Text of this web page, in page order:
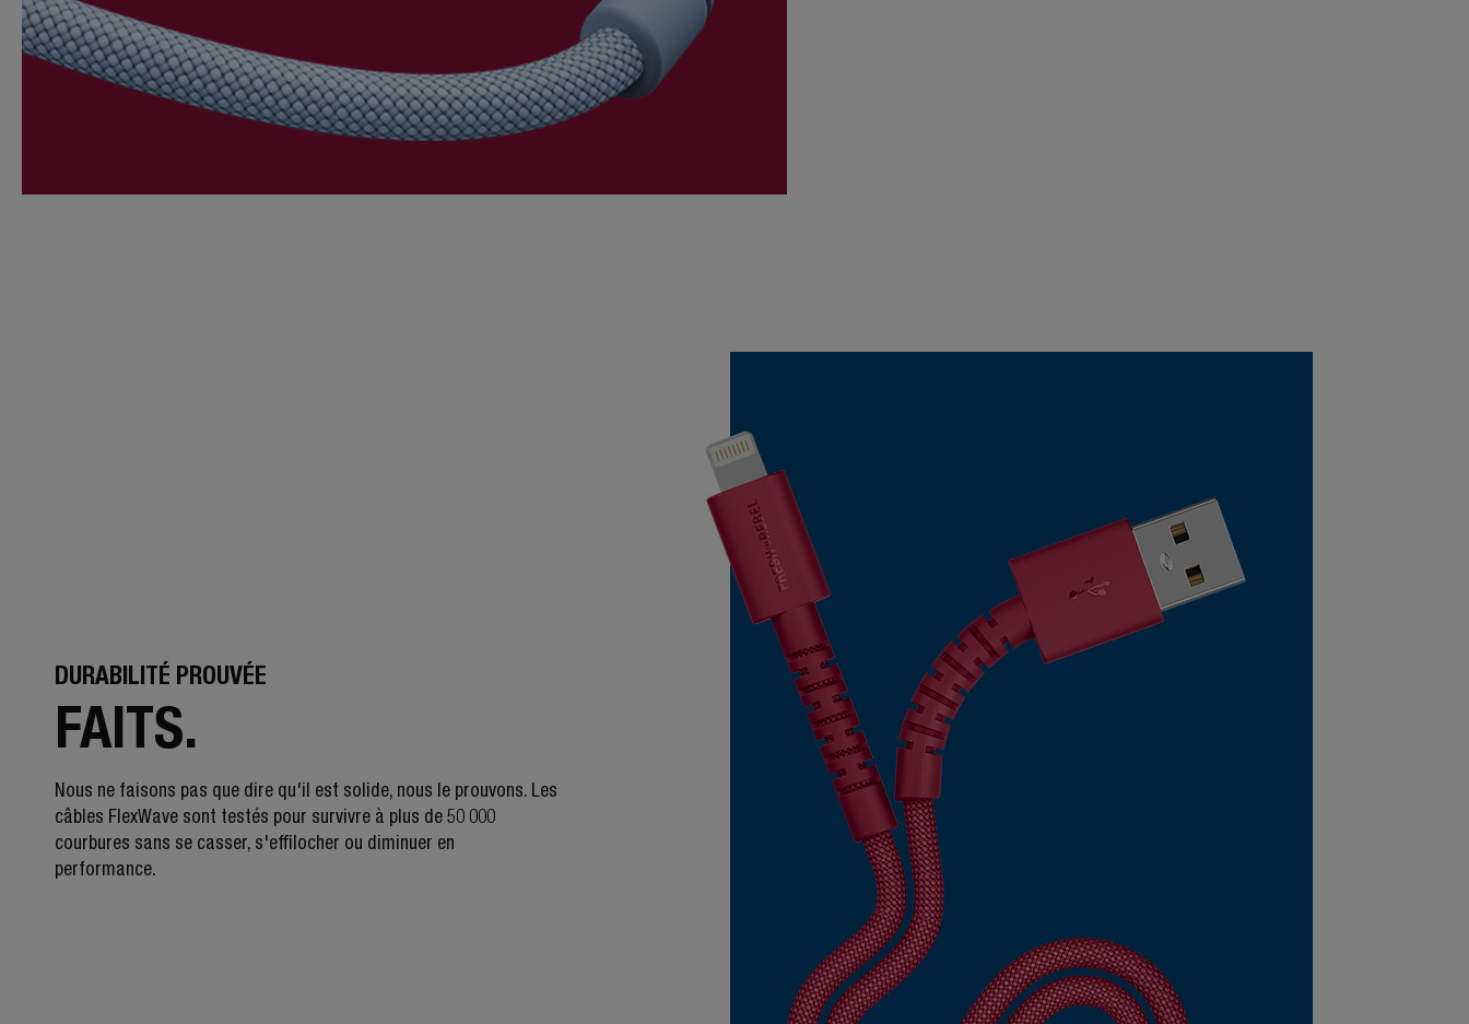
DURABILITÉ PROUVÉE
FAITS.
Nous ne faisons pas que dire qu'il est solide, nous le prouvons. Les
câbles FlexWave sont testés pour survivre à plus de 50 000
courbures sans se casser, s'effilocher ou diminuer en
performance.